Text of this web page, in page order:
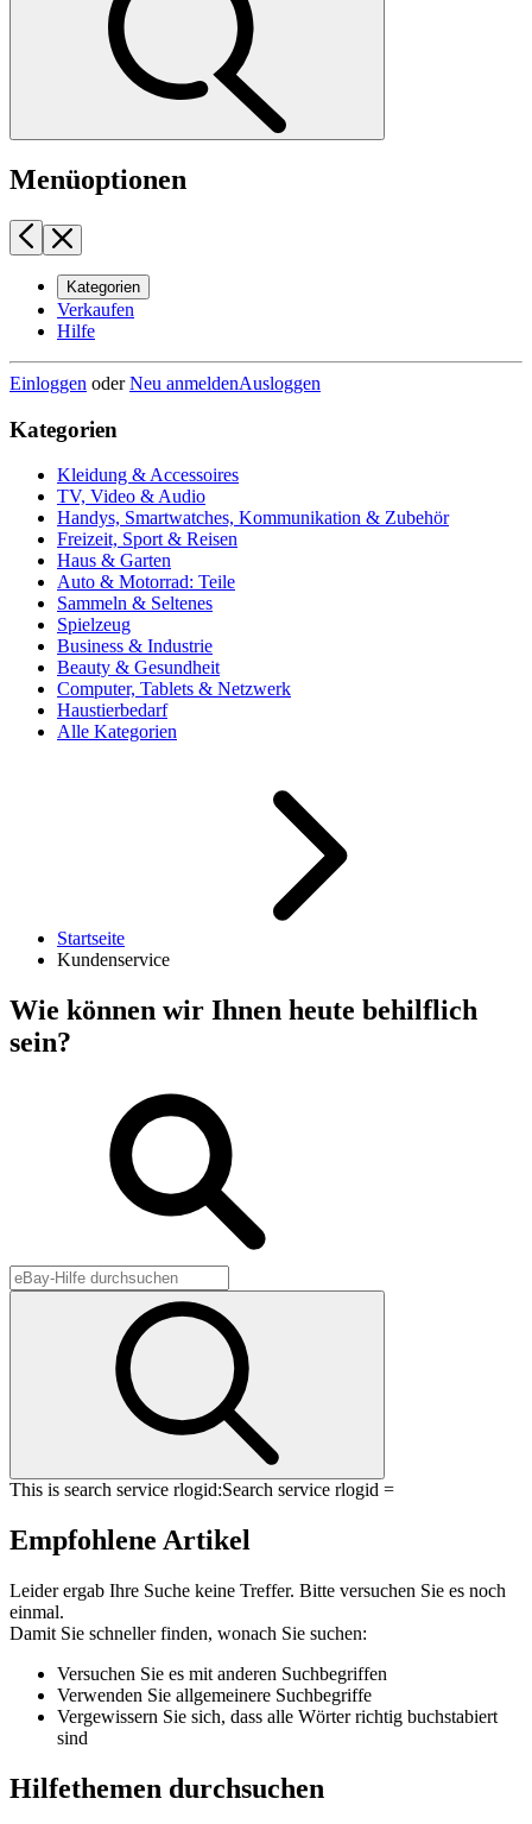
Menüoptionen
Kategorien
Verkaufen
Hilfe
Einloggen oderNeu anmeldenAusloggen
Kategorien
Kleidung & Accessoires
TV, Video & Audio
Handys, Smartwatches, Kommunikation & Zubehör
Freizeit, Sport & Reisen
Haus & Garten
Auto & Motorrad: Teile
Sammeln & Seltenes
Spielzeug
Business & Industrie
Beauty & Gesundheit
Computer, Tablets & Netzwerk
Haustierbedarf
Alle Kategorien
Startseite
Kundenservice
Wie können wir Ihnen heute behilflich
sein?
This is search service rlogid:Search service rlogid =
Empfohlene Artikel
Leider ergab Ihre Suche keine Treffer. Bitte versuchen Sie es noch
einmal.
Damit Sie schneller finden, wonach Sie suchen:
Versuchen Sie es mit anderen Suchbegriffen
Verwenden Sie allgemeinere Suchbegriffe
Vergewissern Sie sich, dass alle Wörter richtig buchstabiert
sind
Hilfethemen durchsuchen